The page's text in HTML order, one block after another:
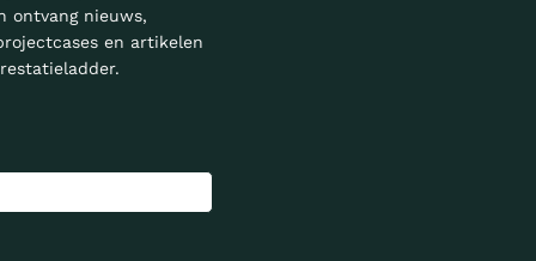
ontvang nieuws,
en artikelen